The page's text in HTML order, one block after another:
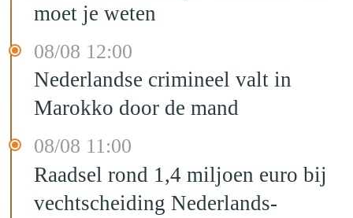
moet je weten
08/08 12:00
Nederlandse crimineel valt in
Marokko door de mand
08/08 11:00
Raadsel rond 1,4 miljoen euro bij
vechtscheiding Nederlands-